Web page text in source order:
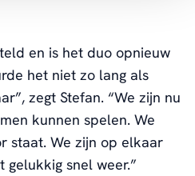
en is het duo opnieuw
het niet zo lang als
zegt Stefan. “We zijn nu
kunnen spelen. We
staat. We zijn op elkaar
gelukkig snel weer.”